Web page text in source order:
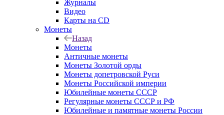
Журналы
Видео
Карты на CD
Монеты
Назад
Монеты
Античные монеты
Монеты Золотой орды
Монеты допетровской Руси
Монеты Российской империи
Юбилейные монеты СССР
Регулярные монеты СССР и РФ
Юбилейные и памятные монеты России